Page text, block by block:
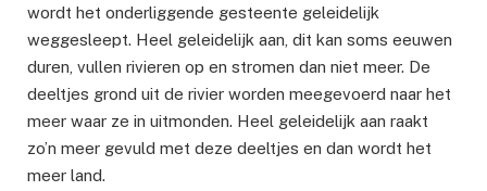
wordt het onderliggende gesteente geleidelijk
weggesleept. Heel geleidelijk aan, dit kan soms eeuwen
duren, vullen rivieren op en stromen dan niet meer. De
deeltjes grond uit de rivier worden meegevoerd naar het
meer waar ze in uitmonden. Heel geleidelijk aan raakt
zo’n meer gevuld met deze deeltjes en dan wordt het
meer land.